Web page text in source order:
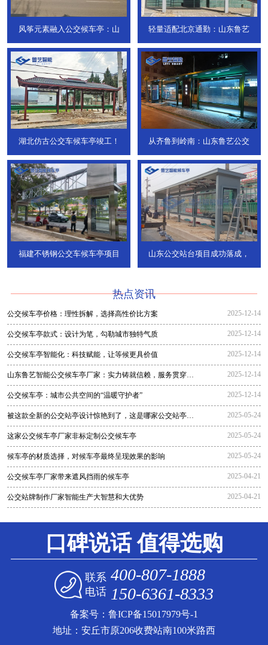
风筝元素融入公交候车亭：山 轻量适配北京通勤：山东鲁艺
湖北仿古公交车候车亭竣工！ 从齐鲁到岭南：山东鲁艺公交
福建不锈钢公交车候车亭项目 山东公交站台项目成功落成，
热点资讯
公交候车亭价格：理性拆解，选择高性价比方案 2025-12-14
公交候车亭款式：设计为笔，勾勒城市独特气质 2025-12-14
公交候车亭智能化：科技赋能，让等候更具价值 2025-12-14
山东鲁艺智能公交候车亭厂家：实力铸就信赖，服务贯穿全
程
2025-12-14
公交候车亭：城市公共空间的“温暖守护者” 2025-12-14
被这款全新的公交站亭设计惊艳到了，这是哪家公交站亭生
产厂家生
2025-05-24
这家公交候车亭厂家非标定制公交候车亭 2025-05-24
候车亭的材质选择，对候车亭最终呈现效果的影响 2025-05-24
公交候车亭厂家带来遮风挡雨的候车亭 2025-04-21
公交站牌制作厂家智能生产大智慧和大优势 2025-04-21
口碑说话 值得选购
联系
电话
400-807-1888
150-6361-8333
备案号： 鲁ICP备15017979号-1
地址：安丘市原206收费站南100米路西